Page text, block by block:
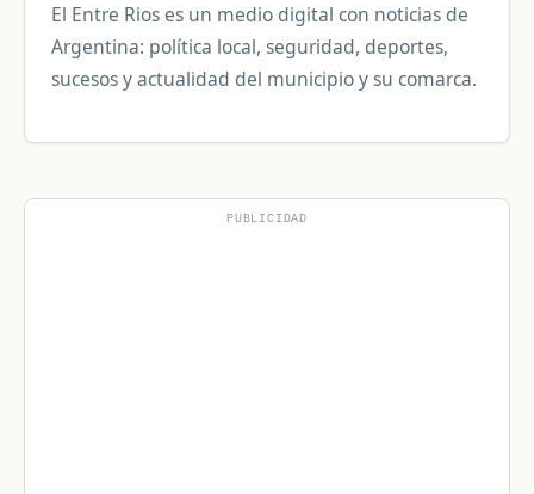
El Entre Rios es un medio digital con noticias de
Argentina: política local, seguridad, deportes,
sucesos y actualidad del municipio y su comarca.
PUBLICIDAD